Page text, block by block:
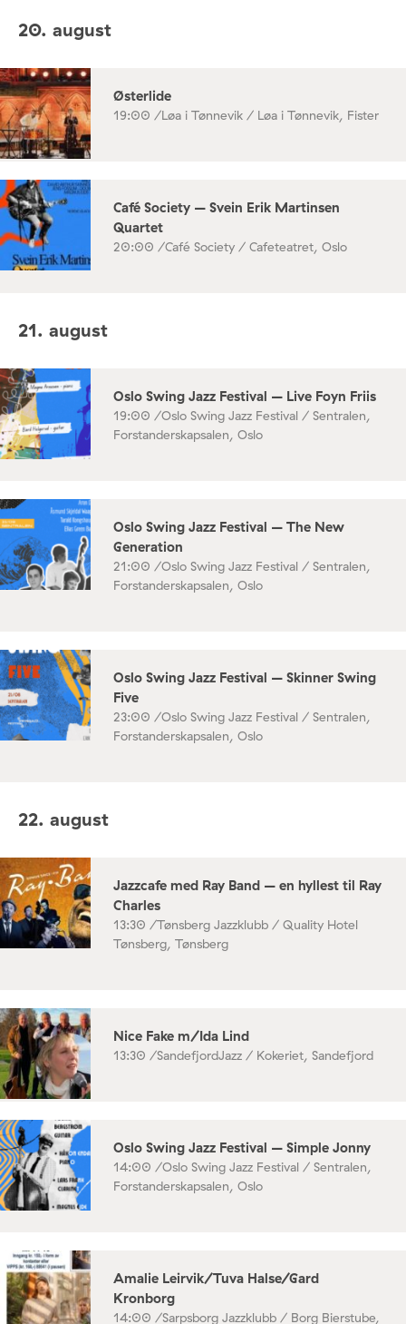
20. august
Østerlide
19:00 /Løa i Tønnevik / Løa i Tønnevik, Fister
Café Society – Svein Erik Martinsen
Quartet
20:00 /Café Society / Cafeteatret, Oslo
21. august
Oslo Swing Jazz Festival – Live Foyn Friis
19:00 /Oslo Swing Jazz Festival / Sentralen,
Forstanderskapsalen, Oslo
Oslo Swing Jazz Festival – The New
Generation
21:00 /Oslo Swing Jazz Festival / Sentralen,
Forstanderskapsalen, Oslo
Oslo Swing Jazz Festival – Skinner Swing
Five
23:00 /Oslo Swing Jazz Festival / Sentralen,
Forstanderskapsalen, Oslo
22. august
Jazzcafe med Ray Band – en hyllest til Ray
Charles
13:30 /Tønsberg Jazzklubb / Quality Hotel
Tønsberg, Tønsberg
Nice Fake m/Ida Lind
13:30 /SandefjordJazz / Kokeriet, Sandefjord
Oslo Swing Jazz Festival – Simple Jonny
14:00 /Oslo Swing Jazz Festival / Sentralen,
Forstanderskapsalen, Oslo
Amalie Leirvik/Tuva Halse/Gard
Kronborg
14:00 /Sarpsborg Jazzklubb / Borg Bierstube,